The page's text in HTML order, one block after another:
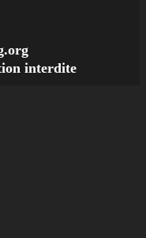
interdite